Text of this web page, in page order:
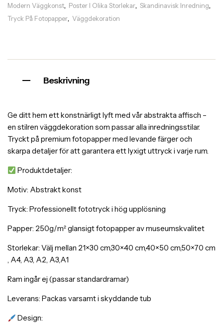
Modern Väggkonst, Poster I Olika Storlekar, Skandinavisk Inredning,
Tryck På Fotopapper, Väggdekoration
Beskrivning
Ge ditt hem ett konstnärligt lyft med vår abstrakta affisch –
en stilren väggdekoration som passar alla inredningsstilar.
Tryckt på premium fotopapper med levande färger och
skarpa detaljer för att garantera ett lyxigt uttryck i varje rum.
Produktdetaljer:
Motiv: Abstrakt konst
Tryck: Professionellt fototryck i hög upplösning
Papper: 250g/m² glansigt fotopapper av museumskvalitet
Storlekar: Välj mellan 21×30 cm,30×40 cm,40×50 cm,50×70 cm
, A4, A3, A2, A3,A1
Ram ingår ej (passar standardramar)
Leverans: Packas varsamt i skyddande tub
Design: